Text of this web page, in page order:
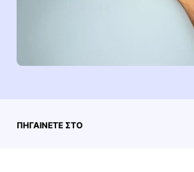
ΠΗΓΑΊΝΕΤΕ ΣΤΟ